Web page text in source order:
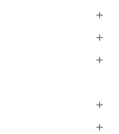




